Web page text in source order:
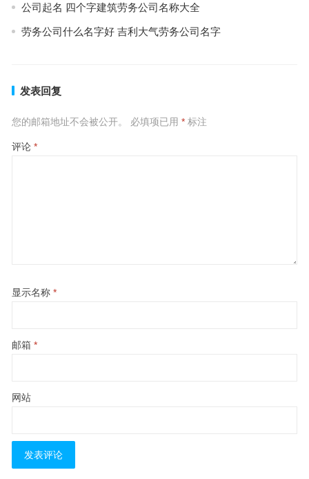
公司起名 四个字建筑劳务公司名称大全
劳务公司什么名字好 吉利大气劳务公司名字
发表回复
您的邮箱地址不会被公开。 必填项已用 *标注
评论 *
显示名称 *
邮箱 *
网站